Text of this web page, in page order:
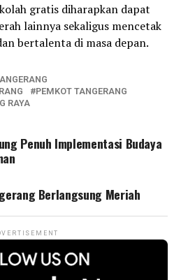
gratis diharapkan dapat
lainnya sekaligus mencetak
bertalenta di masa depan.
PEMKOT TANGERANG
RAYA
Penuh Implementasi Budaya
Berlangsung Meriah